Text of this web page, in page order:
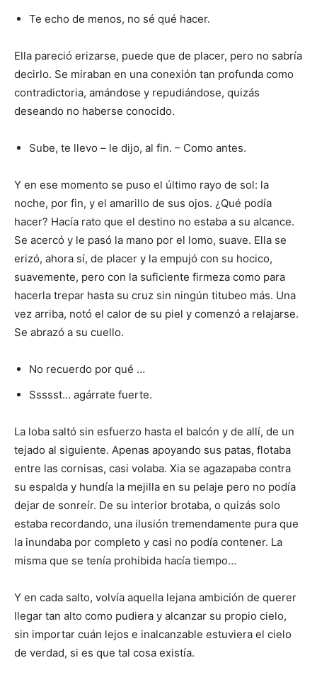
Te echo de menos, no sé qué hacer.
Ella pareció erizarse, puede que de placer, pero no sabría
decirlo. Se miraban en una conexión tan profunda como
contradictoria, amándose y repudiándose, quizás
deseando no haberse conocido.
Sube, te llevo – le dijo, al fin. – Como antes.
Y en ese momento se puso el último rayo de sol: la
noche, por fin, y el amarillo de sus ojos. ¿Qué podía
hacer? Hacía rato que el destino no estaba a su alcance.
Se acercó y le pasó la mano por el lomo, suave. Ella se
erizó, ahora sí, de placer y la empujó con su hocico,
suavemente, pero con la suficiente firmeza como para
hacerla trepar hasta su cruz sin ningún titubeo más. Una
vez arriba, notó el calor de su piel y comenzó a relajarse.
Se abrazó a su cuello.
No recuerdo por qué …
Ssssst… agárrate fuerte.
La loba saltó sin esfuerzo hasta el balcón y de allí, de un
tejado al siguiente. Apenas apoyando sus patas, flotaba
entre las cornisas, casi volaba. Xia se agazapaba contra
su espalda y hundía la mejilla en su pelaje pero no podía
dejar de sonreír. De su interior brotaba, o quizás solo
estaba recordando, una ilusión tremendamente pura que
la inundaba por completo y casi no podía contener. La
misma que se tenía prohibida hacía tiempo…
Y en cada salto, volvía aquella lejana ambición de querer
llegar tan alto como pudiera y alcanzar su propio cielo,
sin importar cuán lejos e inalcanzable estuviera el cielo
de verdad, si es que tal cosa existía.